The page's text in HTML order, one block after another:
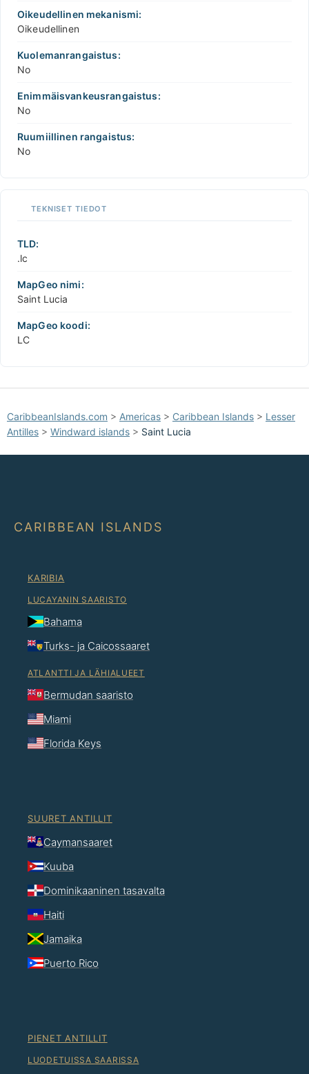
Oikeudellinen mekanismi:
Oikeudellinen
Kuolemanrangaistus:
No
Enimmäisvankeusrangaistus:
No
Ruumiillinen rangaistus:
No
TEKNISET TIEDOT
TLD:
.lc
MapGeo nimi:
Saint Lucia
MapGeo koodi:
LC
CaribbeanIslands.com > Americas > Caribbean Islands > Lesser
Antilles > Windward islands > Saint Lucia
CARIBBEAN ISLANDS
KARIBIA
LUCAYANIN SAARISTO
Bahama
Turks- ja Caicossaaret
ATLANTTI JA LÄHIALUEET
Bermudan saaristo
Miami
Florida Keys
SUURET ANTILLIT
Caymansaaret
Kuuba
Dominikaaninen tasavalta
Haiti
Jamaika
Puerto Rico
PIENET ANTILLIT
LUODETUISSA SAARISSA